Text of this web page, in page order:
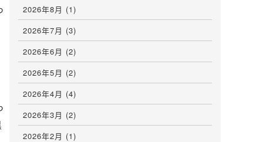
2026年8月 (1)
2026年7月 (3)
2026年6月 (2)
2026年5月 (2)
2026年4月 (4)
2026年3月 (2)
2026年2月 (1)